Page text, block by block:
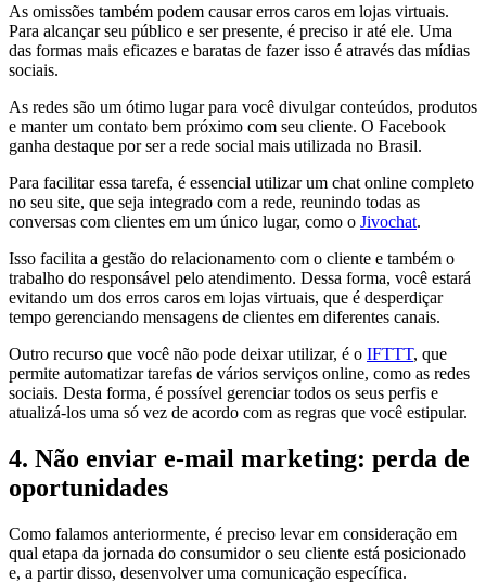
As omissões também podem causar erros caros em lojas virtuais.
Para alcançar seu público e ser presente, é preciso ir até ele. Uma
das formas mais eficazes e baratas de fazer isso é através das mídias
sociais.
As redes são um ótimo lugar para você divulgar conteúdos, produtos
e manter um contato bem próximo com seu cliente. O Facebook
ganha destaque por ser a rede social mais utilizada no Brasil.
Para facilitar essa tarefa, é essencial utilizar um chat online completo
no seu site, que seja integrado com a rede, reunindo todas as
conversas com clientes em um único lugar, como o Jivochat.
Isso facilita a gestão do relacionamento com o cliente e também o
trabalho do responsável pelo atendimento. Dessa forma, você estará
evitando um dos erros caros em lojas virtuais, que é desperdiçar
tempo gerenciando mensagens de clientes em diferentes canais.
Outro recurso que você não pode deixar utilizar, é o IFTTT, que
permite automatizar tarefas de vários serviços online, como as redes
sociais. Desta forma, é possível gerenciar todos os seus perfis e
atualizá-los uma só vez de acordo com as regras que você estipular.
4. Não enviar e-mail marketing: perda de
oportunidades
Como falamos anteriormente, é preciso levar em consideração em
qual etapa da jornada do consumidor o seu cliente está posicionado
e, a partir disso, desenvolver uma comunicação específica.